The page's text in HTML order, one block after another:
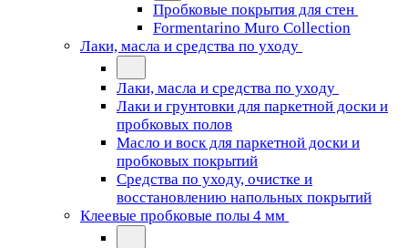
Пробковые покрытия для стен
Formentarino Muro Collection
Лаки, масла и средства по уходу
Лаки, масла и средства по уходу
Лаки и грунтовки для паркетной доски и
пробковых полов
Масло и воск для паркетной доски и
пробковых покрытий
Средства по уходу, очистке и
восстановлению напольных покрытий
Клеевые пробковые полы 4 мм